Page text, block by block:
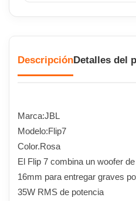
DescripciónDetalles del
Marca:JBL
Modelo:Flip7
Color.Rosa
El Flip 7 combina un woofer
16mm para entregar graves
35W RMS de potencia